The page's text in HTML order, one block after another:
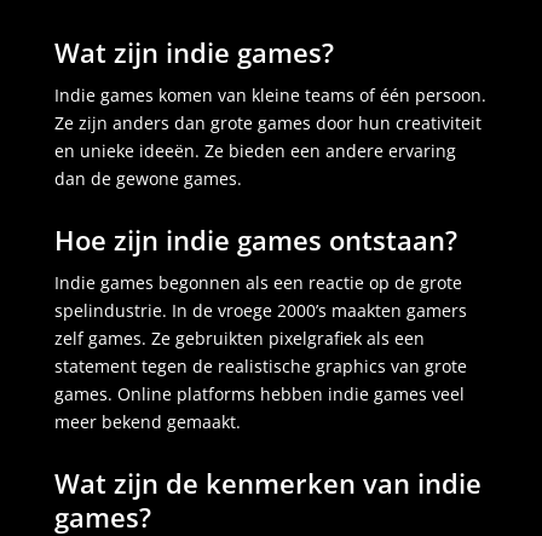
Wat zijn indie games?
Indie games komen van kleine teams of één persoon.
Ze zijn anders dan grote games door hun creativiteit
en unieke ideeën. Ze bieden een andere ervaring
dan de gewone games.
Hoe zijn indie games ontstaan?
Indie games begonnen als een reactie op de grote
spelindustrie. In de vroege 2000’s maakten gamers
zelf games. Ze gebruikten pixelgrafiek als een
statement tegen de realistische graphics van grote
games. Online platforms hebben indie games veel
meer bekend gemaakt.
Wat zijn de kenmerken van indie
games?